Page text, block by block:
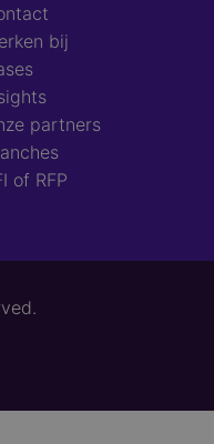
bij
partners
of RFP